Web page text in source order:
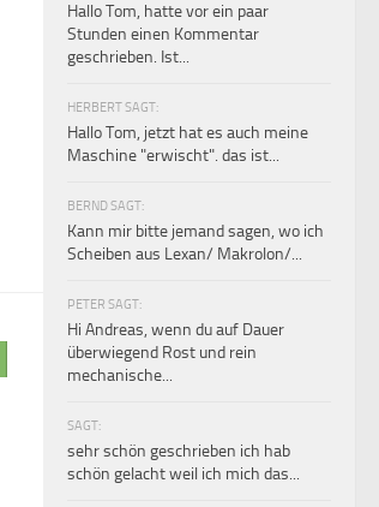
Hallo Tom, hatte vor ein paar
Stunden einen Kommentar
geschrieben. Ist...
HERBERT SAGT:
Hallo Tom, jetzt hat es auch meine
Maschine "erwischt". das ist...
BERND SAGT:
Kann mir bitte jemand sagen, wo ich
Scheiben aus Lexan/ Makrolon/...
PETER SAGT:
Hi Andreas, wenn du auf Dauer
überwiegend Rost und rein
mechanische...
SAGT:
sehr schön geschrieben ich hab
schön gelacht weil ich mich das...